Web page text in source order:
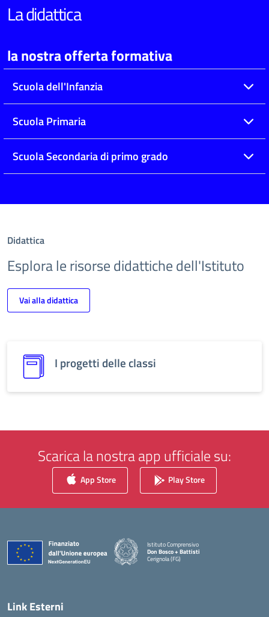
La didattica
la nostra offerta formativa
Scuola dell'Infanzia
Scuola Primaria
Scuola Secondaria di primo grado
Didattica
Esplora le risorse didattiche dell'Istituto
Vai alla didattica
I progetti delle classi
Scarica la nostra app ufficiale su:
App Store Play Store
Istituto Comprensivo
Don Bosco + Battisti
Cerignola (FG)
Link Esterni